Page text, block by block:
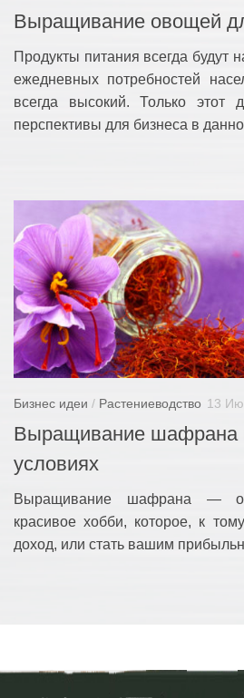
Выращивание овощей
Продукты питания всегда будут
ежедневных потребностей
всегда высокий. Только этот
перспективы для бизнеса в
Бизнес идеи / Растениеводство 13
Выращивание шафрана
условиях
Выращивание шафрана —
красивое хобби, которое, к
доход, или стать вашим